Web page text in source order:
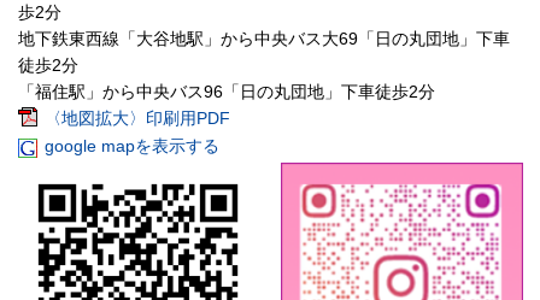
歩2分
地下鉄東西線「大谷地駅」から中央バス大69「日の丸団地」下車
徒歩2分
「福住駅」から中央バス96「日の丸団地」下車徒歩2分
〈地図拡大〉印刷用PDF
google mapを表示する